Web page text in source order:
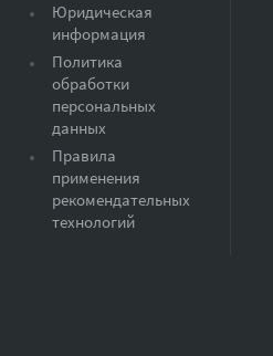
Юридическая
информация
Политика
обработки
персональных
данных
Правила
применения
рекомендательных
технологий